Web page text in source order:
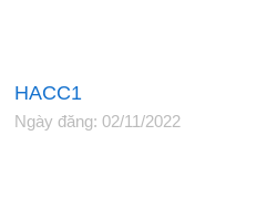
HACC1
Ngày đăng: 02/11/2022